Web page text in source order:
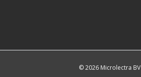
© 2026 Microlectra BV